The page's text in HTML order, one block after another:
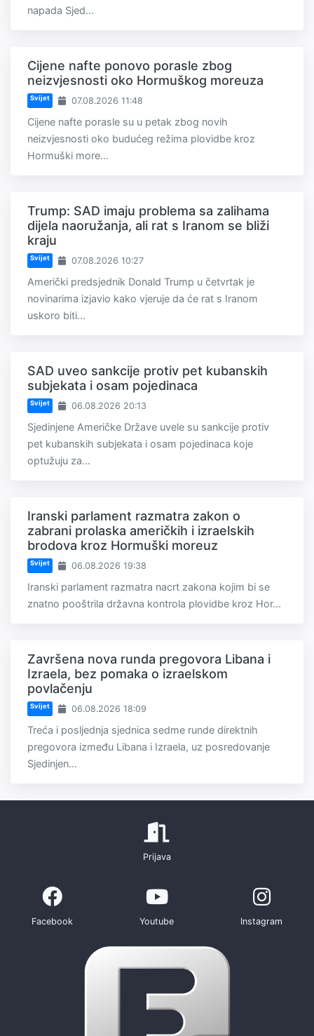
napada Sjed...
Cijene nafte ponovo porasle zbog
neizvjesnosti oko Hormuškog moreuza
Svijet 07.08.2026 11:48
Cijene nafte porasle su u petak zbog novih
neizvjesnosti oko budućeg režima plovidbe kroz
Hormuški more...
Trump: SAD imaju problema sa zalihama
dijela naoružanja, ali rat s Iranom se bliži
kraju
Svijet 07.08.2026 10:27
Američki predsjednik Donald Trump u četvrtak je
novinarima izjavio kako vjeruje da će rat s Iranom
uskoro biti...
SAD uveo sankcije protiv pet kubanskih
subjekata i osam pojedinaca
Svijet 06.08.2026 20:13
Sjedinjene Američke Države uvele su sankcije protiv
pet kubanskih subjekata i osam pojedinaca koje
optužuju za...
Iranski parlament razmatra zakon o
zabrani prolaska američkih i izraelskih
brodova kroz Hormuški moreuz
Svijet 06.08.2026 19:38
Iranski parlament razmatra nacrt zakona kojim bi se
znatno pooštrila državna kontrola plovidbe kroz Hor...
Završena nova runda pregovora Libana i
Izraela, bez pomaka o izraelskom
povlačenju
Svijet 06.08.2026 18:09
Treća i posljednja sjednica sedme runde direktnih
pregovora između Libana i Izraela, uz posredovanje
Sjedinjen...
Prijava
Facebook Youtube Instagram